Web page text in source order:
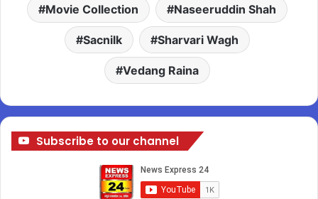
Movie Collection Naseeruddin Shah
Sacnilk Sharvari Wagh
Vedang Raina
Subscribe to our channel